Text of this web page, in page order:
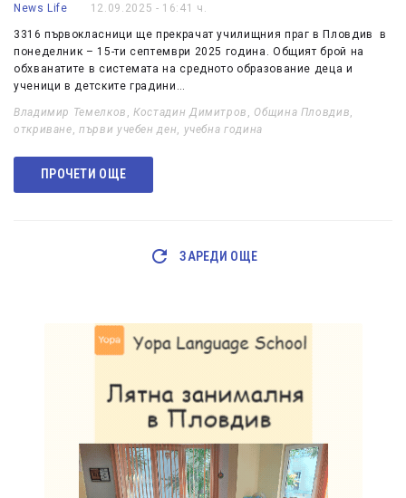
News Life 12.09.2025 - 16:41 ч.
3316 първокласници ще прекрачат училищния праг в Пловдив в
понеделник – 15-ти септември 2025 година. Общият брой на
обхванатите в системата на средното образование деца и
ученици в детските градини…
Владимир Темелков ,Костадин Димитров Община Пловдив
откриване ,първи учебен ден учебна година
ПРОЧЕТИ ОЩЕ
ЗАРЕДИ ОЩЕ